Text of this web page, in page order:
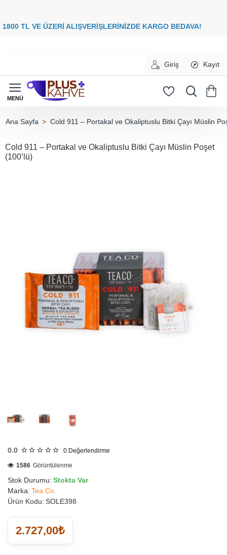
00 TL VE ÜZERİ ALIŞVERİŞLERİNİZDE KARGO
Giriş Kayıt
Cold 911 – Portakal ve Okaliptuslu Bitki Çayı Müslin
Cold 911 – Portakal ve Okaliptuslu Bitki Çayı Müslin Poşet
(100’lü)
KARGO
ÜCRETSİZ
0.0 0 Değerlendirme
Stok Durumu: Stokta Var
Marka: Tea Co.
Ürün Kodu: SOLE398
1586 Görüntülenme
2.727,00₺